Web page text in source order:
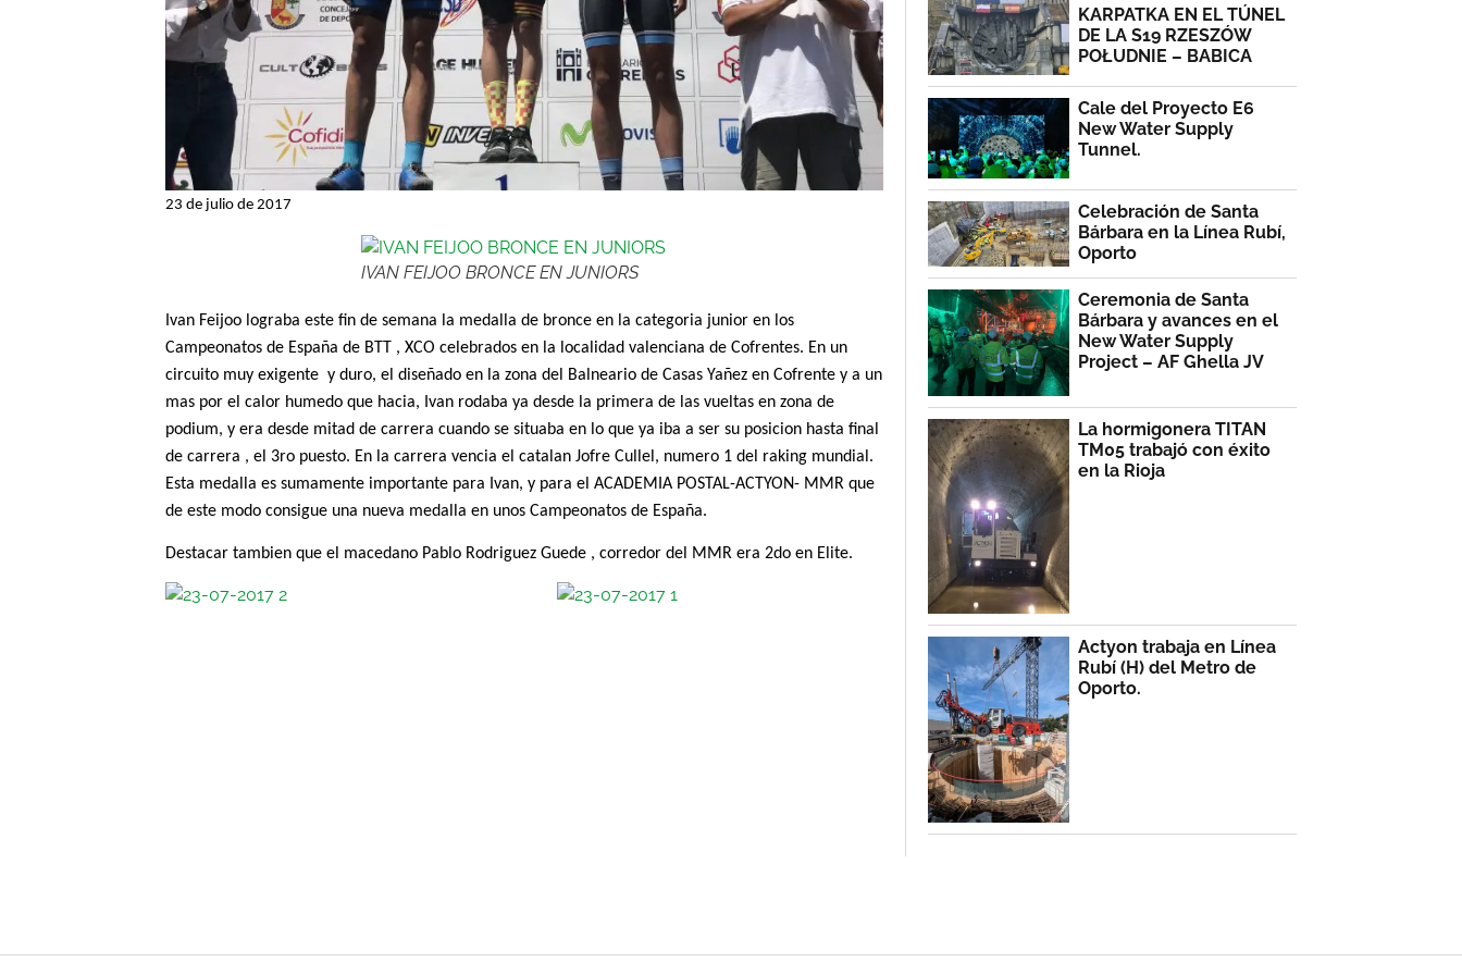
23 de julio de 2017
IVAN FEIJOO BRONCE EN JUNIORS
Ivan Feijoo lograba este fin de semana la medalla de bronce en la categoria junior en los
Campeonatos de España de BTT , XCO celebrados en la localidad valenciana de Cofrentes. En un
circuito muy exigente y duro, el diseñado en la zona del Balneario de Casas Yañez en Cofrente y a un
mas por el calor humedo que hacia, Ivan rodaba ya desde la primera de las vueltas en zona de
podium, y era desde mitad de carrera cuando se situaba en lo que ya iba a ser su posicion hasta final
de carrera , el 3ro puesto. En la carrera vencia el catalan Jofre Cullel, numero 1 del raking mundial.
Esta medalla es sumamente importante para Ivan, y para el ACADEMIA POSTAL-ACTYON- MMR que
de este modo consigue una nueva medalla en unos Campeonatos de España.
Destacar tambien que el macedano Pablo Rodriguez Guede , corredor del MMR era 2do en Elite.
KARPATKA EN EL TÚNEL
DE LA S19 RZESZÓW
POŁUDNIE – BABICA
Cale del Proyecto E6
New Water Supply
Tunnel.
Celebración de Santa
Bárbara en la Línea Rubí,
Oporto
Ceremonia de Santa
Bárbara y avances en el
New Water Supply
Project – AF Ghella JV
La hormigonera TITAN
TM05 trabajó con éxito
en la Rioja
Actyon trabaja en Línea
Rubí (H) del Metro de
Oporto.